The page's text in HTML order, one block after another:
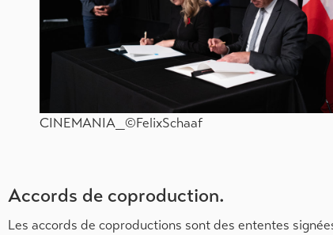
CINEMANIA_©FelixSchaaf
Accords de coproduction.
Les accords de coproductions sont des ententes